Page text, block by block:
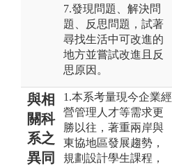
7.發現問題、解決問
題、反思問題，試著
尋找生活中可改進的
地方並嘗試改進且反
思原因。
與相
關科
系之
異同
1.本系考量現今企業經
營管理人才等需求更
勝以往，著重兩岸與
東協地區發展趨勢，
規劃設計學生課程，